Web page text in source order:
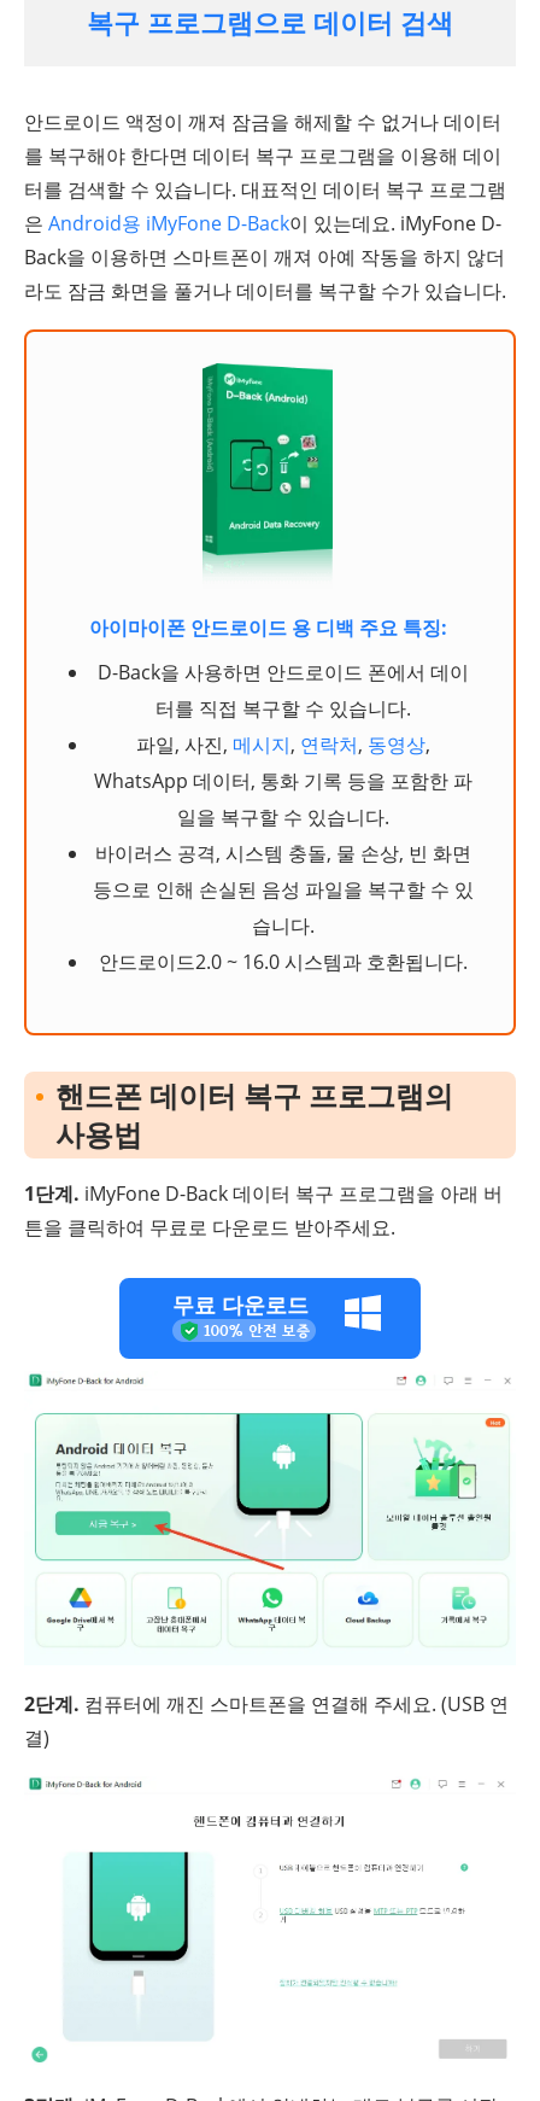
복구 프로그램으로 데이터 검색
안드로이드 액정이 깨져 잠금을 해제할 수 없거나 데이터
를 복구해야 한다면 데이터 복구 프로그램을 이용해 데이
터를 검색할 수 있습니다. 대표적인 데이터 복구 프로그램
은 Android용 iMyFone D-Back이 있는데요. iMyFone D-
Back을 이용하면 스마트폰이 깨져 아예 작동을 하지 않더
라도 잠금 화면을 풀거나 데이터를 복구할 수가 있습니다.
아이마이폰 안드로이드 용 디백 주요 특징:
D-Back을 사용하면 안드로이드 폰에서 데이
터를 직접 복구할 수 있습니다.
파일, 사진, 메시지, 연락처, 동영상,
WhatsApp 데이터, 통화 기록 등을 포함한 파
일을 복구할 수 있습니다.
바이러스 공격, 시스템 충돌, 물 손상, 빈 화면
등으로 인해 손실된 음성 파일을 복구할 수 있
습니다.
안드로이드2.0 ~ 16.0 시스템과 호환됩니다.
핸드폰 데이터 복구 프로그램의
사용법
1단계. iMyFone D-Back 데이터 복구 프로그램을 아래 버
튼을 클릭하여 무료로 다운로드 받아주세요.
무료 다운로드
2단계. 컴퓨터에 깨진 스마트폰을 연결해 주세요. (USB 연
결)